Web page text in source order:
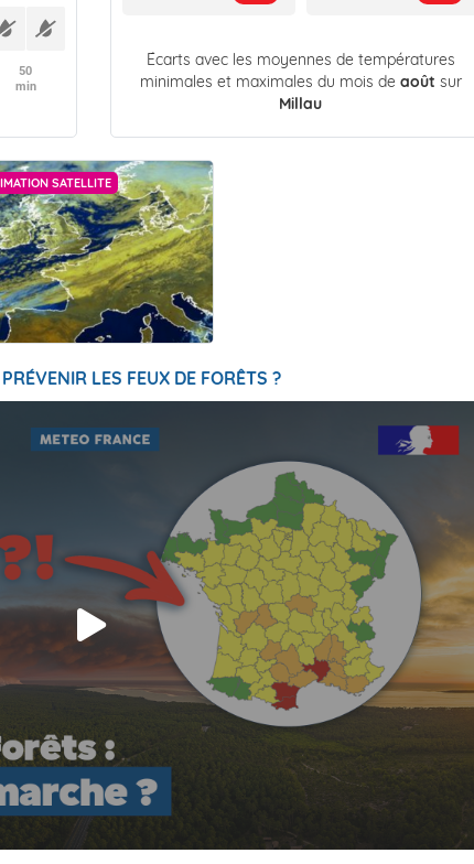
50
min
Écarts avec les moyennes de températures
minimales et maximales du mois de août sur
Millau
SATELLITE
LES FEUX DE FORÊTS ?